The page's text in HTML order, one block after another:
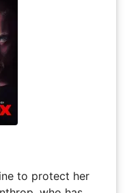
to protect her